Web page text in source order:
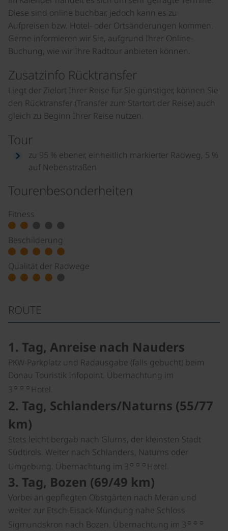
Diese sind online buchbar, jedoch kann es zu
Aufpreisen bzw. Hotel- oder Ortsänderungen kommen.
Gerne informieren wir Sie, aufgrund Ihrer Online-
Buchung, wie wir Ihre Radtour anbieten können.
Zusatzinfo Rücktransfer
Liegt der Zielort Ihrer Reise für Sie günstiger, können Sie
den Rücktransfer (Transfer zum Startort der Reise) auch
gleich zu Beginn Ihrer Reise nutzen.
Tour
zu 95 % ebener, einheitlich markierter Radweg, 5 %
auf Nebenstraßen
Tourenbesonderheiten
Fitness
Beschilderung
Qualität der Radwege
ROUTE
1. Tag, Anreise nach Nauders
PKW-Parkplatz und Radausgabe (falls gebucht) beim
Donau Touristik Infopoint. Übernachtung im
3☼☼☼ Hotel.
2. Tag, Schlanders/Naturns (55/77
km)
Stets leicht bergab nach Glurns, der kleinsten Stadt
Südtirols. Weiter nach Schlanders, Naturns oder
Umgebung. Übernachtung im 3☼☼☼ Hotel.
3. Tag, Bozen (69/49 km)
Vorbei an gepflegten Obstgärten nach Meran und
weiter zur Etsch-Eisack-Mündung nahe Schloss
Sigmundskron nach Bozen. Übernachtung im 3☼☼☼